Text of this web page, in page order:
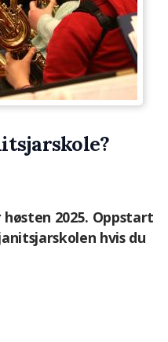
2025. Oppstart
hvis du